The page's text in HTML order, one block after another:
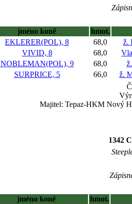
jméno koně
hmot.
EKLERER(POL), 8 68,0
ž.
VIVID, 8 68,0
NOBLEMAN(POL), 9 68,0
SURPRICE, 5 66,0
ž.
Majitel: Tepaz-HKM Nový
1342
jméno koně hmot.